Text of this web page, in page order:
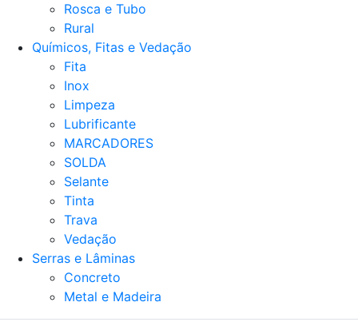
Rosca e Tubo
Rural
Químicos, Fitas e Vedação
Fita
Inox
Limpeza
Lubrificante
MARCADORES
SOLDA
Selante
Tinta
Trava
Vedação
Serras e Lâminas
Concreto
Metal e Madeira